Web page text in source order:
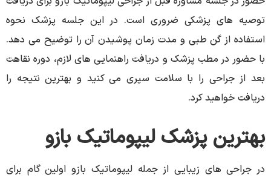
توصیه های پزشکی ضروری است. در این جلسه پزشک نحوه
استفاده از گن طبی و مدت زمان پوشیدن آن را توضیح می دهد.
با حضور در مطب پزشک و دریافت راهنمایی های لازم، دوره نقاهت
بعد از جراحی را با سلامت سپری می کنید و بهترین نتیجه را
دریافت خواهید کرد.
بهترین پزشک لیپوماتیک بازو
در جراحی های زیبایی از جمله لیپوماتیک بازو اولین گام برای